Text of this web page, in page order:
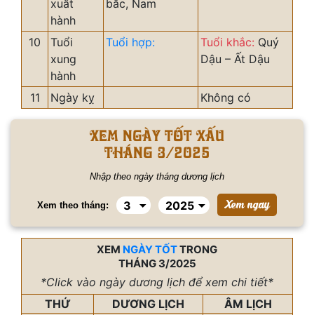
xuất
hành
bắc, Nam
10
Tuổi
xung
hành
Tuổi hợp: Tuổi khắc: Quý
Dậu – Ất Dậu
11 Ngày kỵ Không có
Xem ngày tốt xấu
tháng 3/2025
Nhập theo ngày tháng dương lịch
Xem theo tháng:
XEM NGÀY TỐTTRONG
THÁNG 3/2025
*Click vào ngày dương lịch để xem chi tiết*
THỨ
DƯƠNG LỊCH
ÂM LỊCH